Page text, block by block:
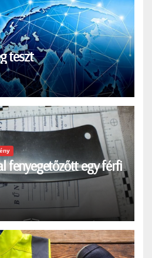
teszt
fenyegetőzőtt egy férfi